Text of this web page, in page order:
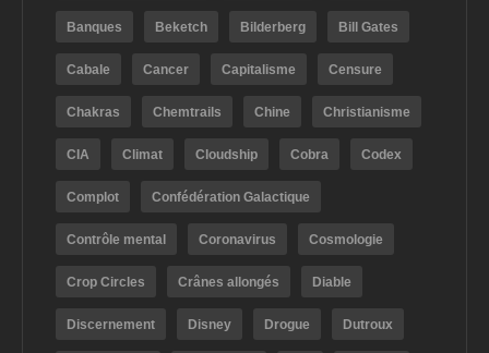
Banques Beketch Bilderberg Bill Gates
Cabale Cancer Capitalisme Censure
Chakras Chemtrails Chine Christianisme
CIA Climat Cloudship Cobra Codex
Complot Confédération Galactique
Contrôle mental Coronavirus Cosmologie
Crop Circles Crânes allongés Diable
Discernement Disney Drogue Dutroux